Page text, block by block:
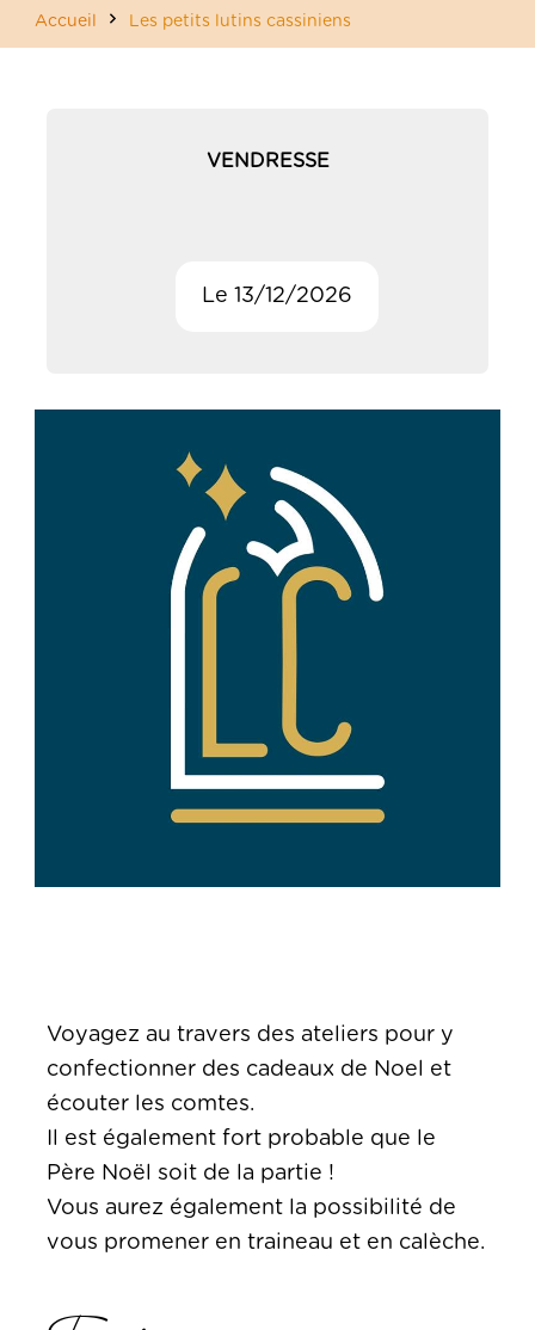
Accueil Les petits lutins cassiniens
VENDRESSE
Le 13/12/2026
Voyagez au travers des ateliers pour y
confectionner des cadeaux de Noel et
écouter les comtes.
Il est également fort probable que le
Père Noël soit de la partie !
Vous aurez également la possibilité de
vous promener en traineau et en calèche.